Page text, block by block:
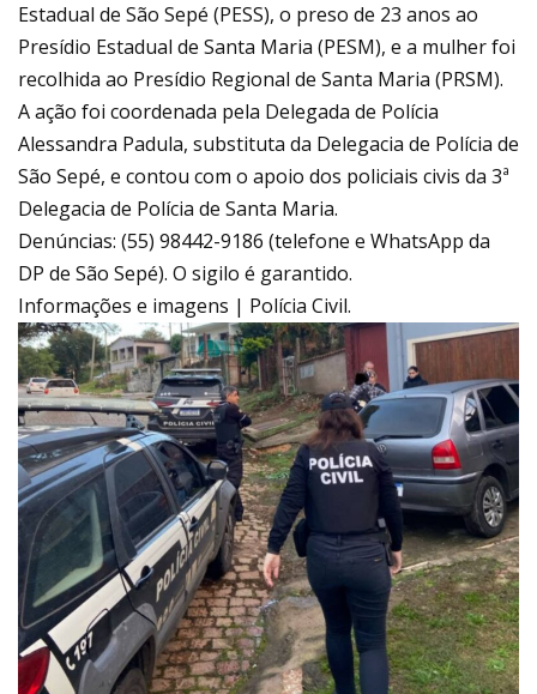
Estadual de São Sepé (PESS), o preso de 23 anos ao
Presídio Estadual de Santa Maria (PESM), e a mulher foi
recolhida ao Presídio Regional de Santa Maria (PRSM).
A ação foi coordenada pela Delegada de Polícia
Alessandra Padula, substituta da Delegacia de Polícia de
São Sepé, e contou com o apoio dos policiais civis da 3ª
Delegacia de Polícia de Santa Maria.
Denúncias: (55) 98442-9186 (telefone e WhatsApp da
DP de São Sepé). O sigilo é garantido.
Informações e imagens | Polícia Civil.